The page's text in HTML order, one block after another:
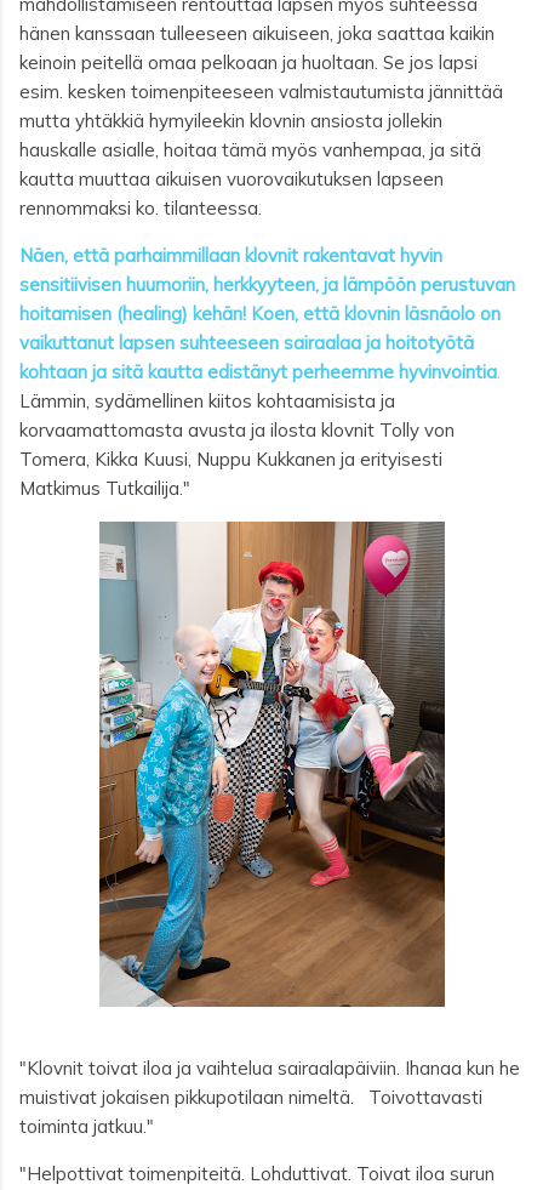
hänen kanssaan tulleeseen aikuiseen, joka saattaa kaikin
keinoin peitellä omaa pelkoaan ja huoltaan. Se jos lapsi
esim. kesken toimenpiteeseen valmistautumista jännittää
mutta yhtäkkiä hymyileekin klovnin ansiosta jollekin
hauskalle asialle, hoitaa tämä myös vanhempaa, ja sitä
kautta muuttaa aikuisen vuorovaikutuksen lapseen
rennommaksi ko. tilanteessa.
Näen, että parhaimmillaan klovnit rakentavat hyvin
sensitiivisen huumoriin, herkkyyteen, ja lämpöön perustuvan
hoitamisen (healing) kehän! Koen, että klovnin läsnäolo on
vaikuttanut lapsen suhteeseen sairaalaa ja hoitotyötä
kohtaan ja sitä kautta edistänyt perheemme hyvinvointia.
Lämmin, sydämellinen kiitos kohtaamisista ja
korvaamattomasta avusta ja ilosta klovnit Tolly von
Tomera, Kikka Kuusi, Nuppu Kukkanen ja erityisesti
Matkimus Tutkailija."
"Klovnit toivat iloa ja vaihtelua sairaalapäiviin. Ihanaa kun he
muistivat jokaisen pikkupotilaan nimeltä.
Toivottavasti
toiminta jatkuu."
"Helpottivat toimenpiteitä. Lohduttivat. Toivat iloa surun